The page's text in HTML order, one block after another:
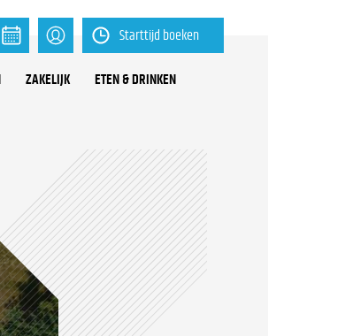
Starttijd boeken
ZAKELIJK ETEN & DRINKEN